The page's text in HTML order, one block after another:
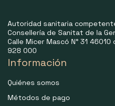
Autoridad sanitaria
Consellería de Sanitat de la
Calle Micer Mascó N° 31
928 000
Información
Quiénes somos
Métodos de pago